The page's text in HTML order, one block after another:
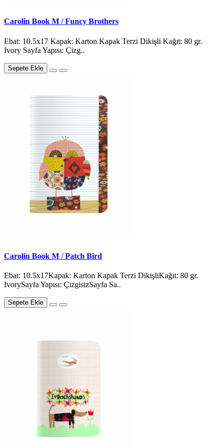
Carolin Book M / Funcy Brothers
Ebat: 10.5x17 Kapak: Karton Kapak Terzi Dikişli Kağıt: 80 gr.
Ivory Sayfa Yapısı: Çizg..
Sepete Ekle
Carolin Book M / Patch Bird
Ebat: 10.5x17Kapak: Karton Kapak Terzi DikişliKağıt: 80 gr.
IvorySayfa Yapısı: ÇizgisizSayfa Sa..
Sepete Ekle